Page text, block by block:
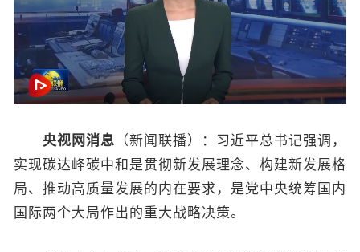
央视网消息 （新闻联播）：习近平总书记强调，
实现碳达峰碳中和是贯彻新发展理念、构建新发展格
局、推动高质量发展的内在要求，是党中央统筹国内
国际两个大局作出的重大战略决策。